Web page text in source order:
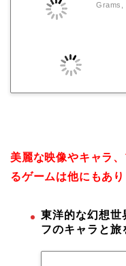
Grams,
美麗な映像やキャラ
るゲームは他にもあり
東洋的な幻想世
フのキャラと旅